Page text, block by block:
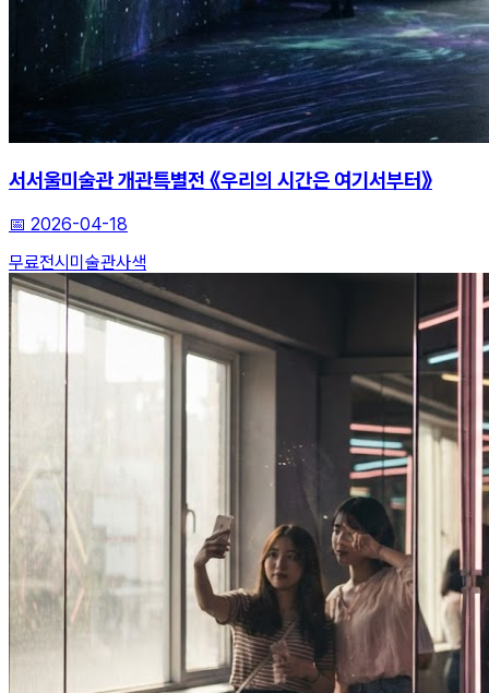
서서울미술관 개관특별전 《우리의 시간은 여기서부터》
📅 2026-04-18
무료전시 미술관사색